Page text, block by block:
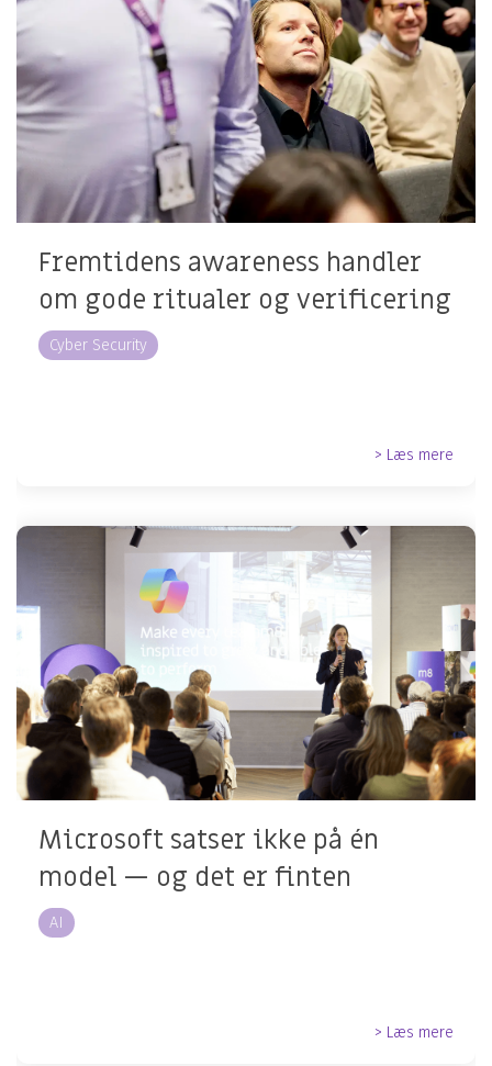
Fremtidens awareness handler
om gode ritualer og verificering
Cyber Security
> Læs mere
Microsoft satser ikke på én
model — og det er finten
AI
> Læs mere